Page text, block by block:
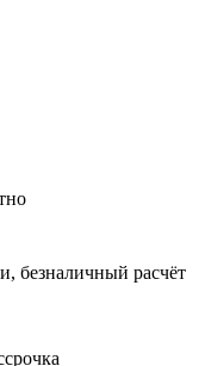
безналичный расчёт